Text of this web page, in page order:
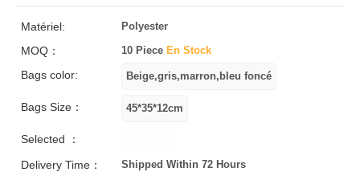
Matériel: Polyester
MOQ： 10 Piece En Stock
Bags color:
Bags Size：
Selected ：
Delivery Time：
Shipped Within 72 Hours